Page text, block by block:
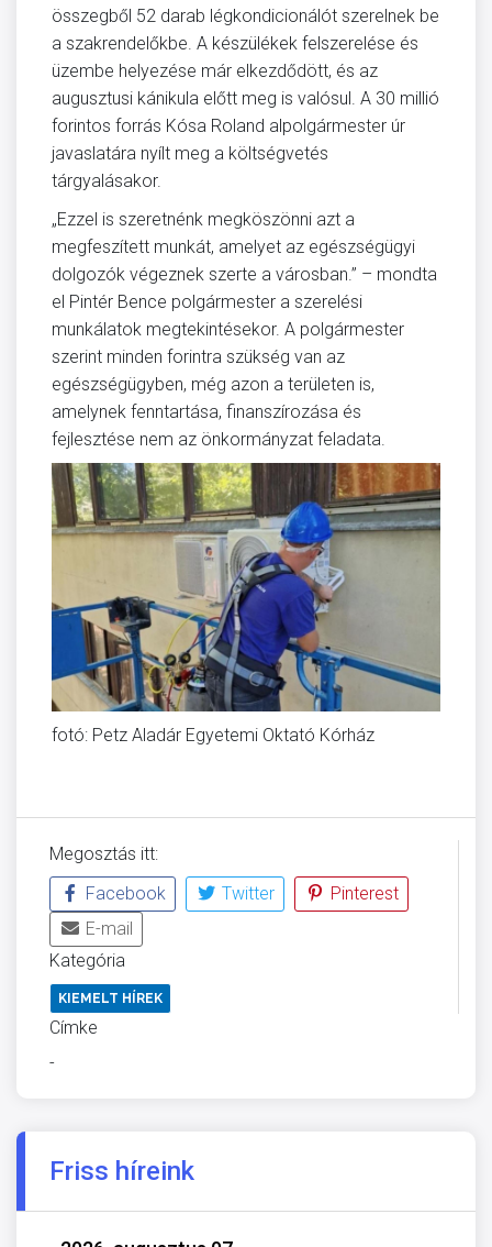
összegből 52 darab légkondicionálót szerelnek be
a szakrendelőkbe. A készülékek felszerelése és
üzembe helyezése már elkezdődött, és az
augusztusi kánikula előtt meg is valósul. A 30 millió
forintos forrás Kósa Roland alpolgármester úr
javaslatára nyílt meg a költségvetés
tárgyalásakor.
„Ezzel is szeretnénk megköszönni azt a
megfeszített munkát, amelyet az egészségügyi
dolgozók végeznek szerte a városban.” – mondta
el Pintér Bence polgármester a szerelési
munkálatok megtekintésekor. A polgármester
szerint minden forintra szükség van az
egészségügyben, még azon a területen is,
amelynek fenntartása, finanszírozása és
fejlesztése nem az önkormányzat feladata.
fotó: Petz Aladár Egyetemi Oktató Kórház
Megosztás itt:
Facebook
Twitter
Pinterest
E-mail
Kategória
KIEMELT HÍREK
Címke
-
Friss híreink